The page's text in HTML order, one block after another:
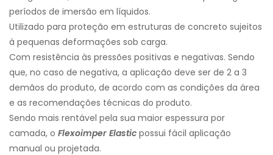
períodos de imersão em líquidos.
Utilizado para proteção em estruturas de concreto sujeitos
à pequenas deformações sob carga.
Com resistência às pressões positivas e negativas. Sendo
que, no caso de negativa, a aplicação deve ser de 2 a 3
demãos do produto, de acordo com as condições da área
e as recomendações técnicas do produto.
Sendo mais rentável pela sua maior espessura por
camada, o Flexoimper Elastic possui fácil aplicação
manual ou projetada.